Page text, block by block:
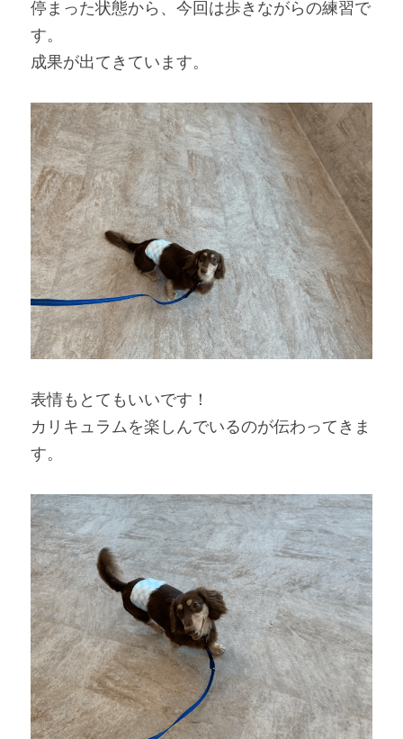
停まった状態から、今回は歩きながらの練習で
す。
成果が出てきています。
表情もとてもいいです！
カリキュラムを楽しんでいるのが伝わってきま
す。